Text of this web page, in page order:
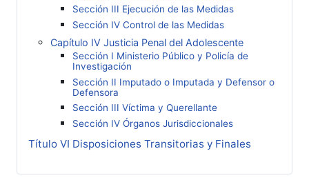
Sección III Ejecución de las Medidas
Sección IV Control de las Medidas
Capítulo IV Justicia Penal del Adolescente
Sección I Ministerio Público y Policía de
Investigación
Sección II Imputado o Imputada y Defensor o
Defensora
Sección III Víctima y Querellante
Sección IV Órganos Jurisdiccionales
Título VI Disposiciones Transitorias y Finales